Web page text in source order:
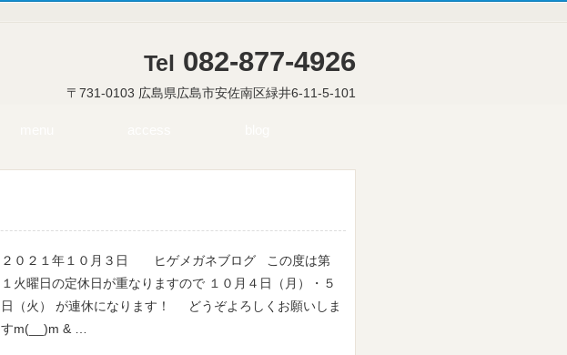
Tel 082-877-4926
〒731-0103 広島県広島市安佐南区緑井6-11-5-101
２０２１年１０月３日 ヒゲメガネブログ この度は第
１火曜日の定休日が重なりますので １０月４日（月）・５
日（火） が連休になります！ どうぞよろしくお願いしま
すm(__)m & …